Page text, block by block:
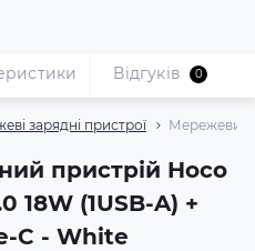
зарядні пристрої Мережевий
пристрій Hoco
18W (1USB-A) +
C - White
Відгуків 0